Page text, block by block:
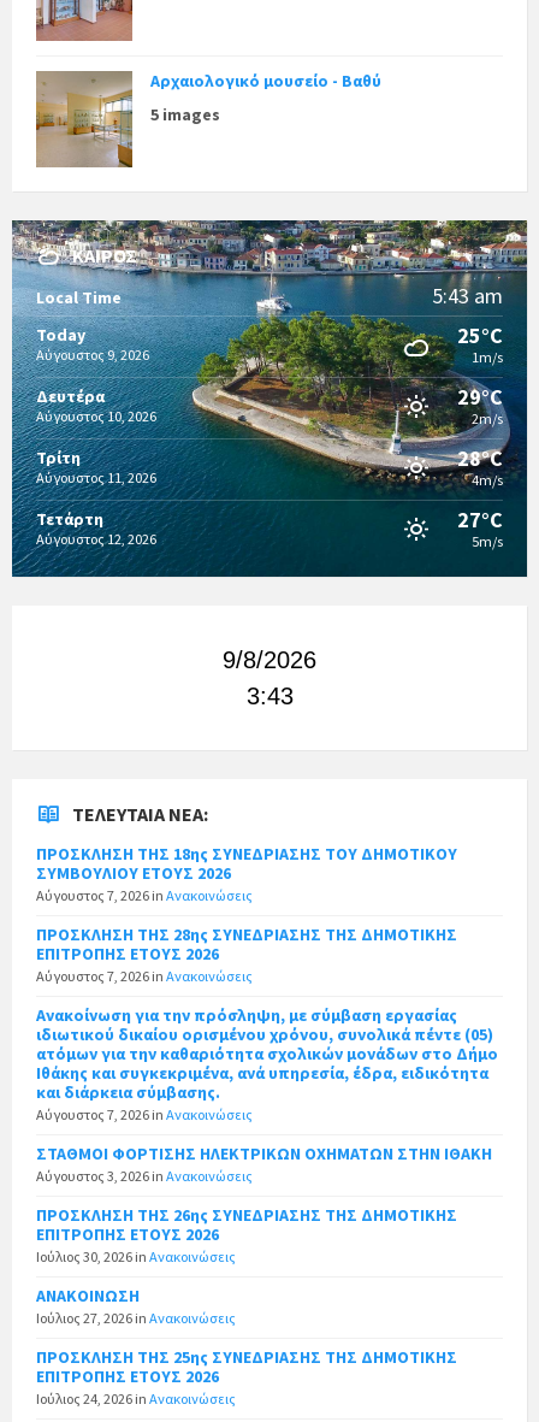
Αρχαιολογικό μουσείο - Βαθύ
5 images
ΚΑΙΡΌΣ
Local Time 5:43 am
Today
Αύγουστος 9, 2026
25°C
1m/s
Δευτέρα
Αύγουστος 10, 2026
29°C
2m/s
Τρίτη
Αύγουστος 11, 2026
28°C
4m/s
Τετάρτη
Αύγουστος 12, 2026
27°C
5m/s
9/8/2026
3:43
ΤΕΛΕΥΤΑΊΑ ΝΈΑ:
ΠΡΟΣΚΛΗΣΗ ΤΗΣ 18ης ΣΥΝΕΔΡΙΑΣΗΣ ΤΟΥ ΔΗΜΟΤΙΚΟΥ
ΣΥΜΒΟΥΛΙΟΥ ΕΤΟΥΣ 2026
Αύγουστος 7, 2026 in Ανακοινώσεις
ΠΡΟΣΚΛΗΣΗ ΤΗΣ 28ης ΣΥΝΕΔΡΙΑΣΗΣ ΤΗΣ ΔΗΜΟΤΙΚΗΣ
ΕΠΙΤΡΟΠΗΣ ΕΤΟΥΣ 2026
Αύγουστος 7, 2026 in Ανακοινώσεις
Ανακοίνωση για την πρόσληψη, με σύμβαση εργασίας
ιδιωτικού δικαίου ορισμένου χρόνου, συνολικά πέντε (05)
ατόμων για την καθαριότητα σχολικών μονάδων στο Δήμο
Ιθάκης και συγκεκριμένα, ανά υπηρεσία, έδρα, ειδικότητα
και διάρκεια σύμβασης.
Αύγουστος 7, 2026 in Ανακοινώσεις
ΣΤΑΘΜΟΙ ΦΟΡΤΙΣΗΣ ΗΛΕΚΤΡΙΚΩΝ ΟΧΗΜΑΤΩΝ ΣΤΗΝ ΙΘΑΚΗ
Αύγουστος 3, 2026 in Ανακοινώσεις
ΠΡΟΣΚΛΗΣΗ ΤΗΣ 26ης ΣΥΝΕΔΡΙΑΣΗΣ ΤΗΣ ΔΗΜΟΤΙΚΗΣ
ΕΠΙΤΡΟΠΗΣ ΕΤΟΥΣ 2026
Ιούλιος 30, 2026 in Ανακοινώσεις
ΑΝΑΚΟΙΝΩΣΗ
Ιούλιος 27, 2026 in Ανακοινώσεις
ΠΡΟΣΚΛΗΣΗ ΤΗΣ 25ης ΣΥΝΕΔΡΙΑΣΗΣ ΤΗΣ ΔΗΜΟΤΙΚΗΣ
ΕΠΙΤΡΟΠΗΣ ΕΤΟΥΣ 2026
Ιούλιος 24, 2026 in Ανακοινώσεις